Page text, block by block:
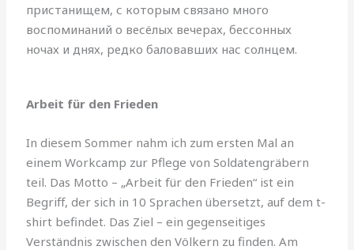
пристанищем, с которым связано много
воспоминаний о весёлых вечерах, бессонных
ночах и днях, редко баловавших нас солнцем.
Arbeit für den Frieden
In diesem Sommer nahm ich zum ersten Mal an
einem Workcamp zur Pflege von Soldatengräbern
teil. Das Motto – „Arbeit für den Frieden“ ist ein
Begriff, der sich in 10 Sprachen übersetzt, auf dem t-
shirt befindet. Das Ziel – ein gegenseitiges
Verständnis zwischen den Völkern zu finden. Am